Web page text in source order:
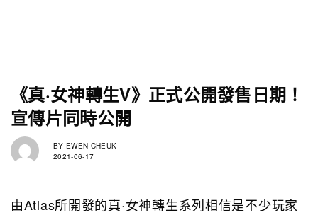
《真·女神轉生V》正式公開發售日期！
宣傳片同時公開
BY EWEN CHEUK
2021-06-17
由Atlas所開發的真·女神轉生系列相信是不少玩家